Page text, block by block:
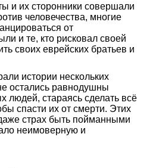
и их сторонники совершали
человечества, многие
от
и те, кто рисковал своей
своих еврейских братьев и
истории нескольких
остались равнодушны
людей, стараясь сделать всё
спасти их от смерти. Этих
страх быть пойманными
неимоверную и